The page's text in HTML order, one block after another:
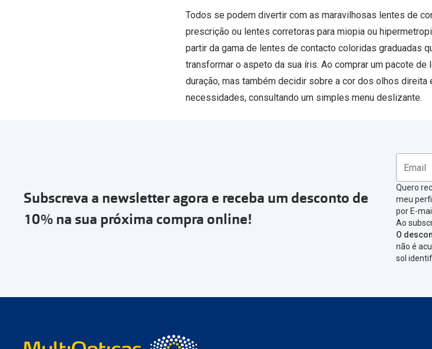
Todos se podem divertir com as maravilhosas lentes de
prescrição ou lentes corretoras para miopia ou
partir da gama de lentes de contacto coloridas graduadas
transformar o aspeto da sua íris. Ao comprar um pacote
duração, mas também decidir sobre a cor dos olhos direita
necessidades, consultando um simples menu deslizante.
Subscreva a newsletter agora e receba um desconto de
10% na sua próxima compra online!
Quero
meu
por E-
Ao
O
não é
sol